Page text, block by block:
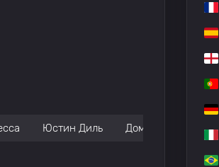
Юстин Диль Доминик Нотнагель